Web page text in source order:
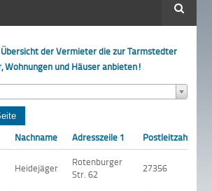
Suche
der Vermieter die zur Tarmstedter
Wohnungen und Häuser anbieten!
Nachname Adresszeile 1 Postleitzahl
Heidejäger
Rotenburger
Str. 62
27356